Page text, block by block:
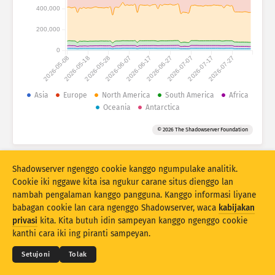
Statistik serangan: Piranti
Pitulung
Wates
Tumpang tindih
Anyari Reset
Undhuh minangka PNG
2026-05-082026-05-182026-05-282026-06-072026-06-172026-06-272026-07-072026-07-172026-07-27
0
200,000
400,000
Asia Europe North America South America
Africa
Oceania
Antarctica
© 2026 The Shadowserver Foundation
© 2026THE SHADOWSERVER FOUNDATION
Sarat & Katentuan
Kontak Kita Kredit
Shadowserver ngenggo cookie kanggo ngumpulake analitik.
Cookie iki nggawe kita isa ngukur carane situs dienggo lan
nambah pengalaman kanggo pangguna. Kanggo informasi liyane
babagan cookie lan cara ngenggo Shadowserver, waca kabijakan
privasi kita. Kita butuh idin sampeyan kanggo ngenggo cookie
kanthi cara iki ing piranti sampeyan.
Setujoni Tolak